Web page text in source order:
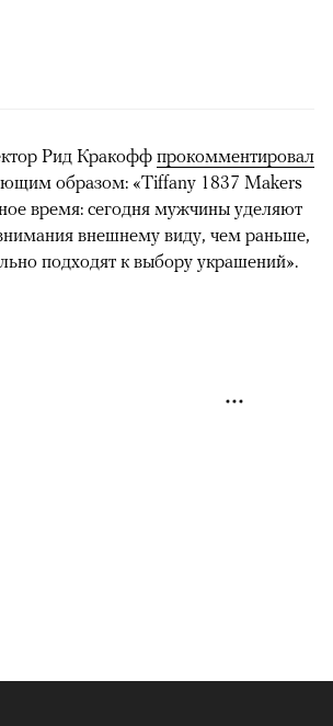
Рид Кракофф прокомментировал
образом: «Tiffany 1837 Makers
время: сегодня мужчины уделяют
внешнему виду, чем раньше,
подходят к выбору украшений».